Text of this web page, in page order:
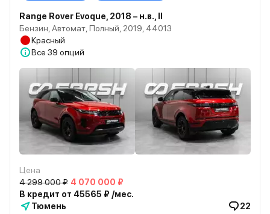
Range Rover Evoque, 2018 – н.в., II
Бензин, Автомат, Полный, 2019, 44013
Красный
Все 39 опций
Цена
4 299 000 ₽ 4 070 000 ₽
В кредит от 45565 ₽ /мес.
Тюмень
22